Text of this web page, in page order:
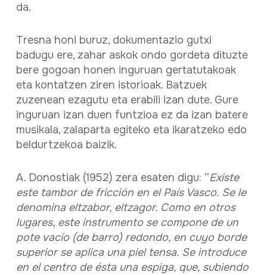
da.
Tresna honi buruz, dokumentazio gutxi
badugu ere, zahar askok ondo gordeta dituzte
bere gogoan honen inguruan gertatutakoak
eta kontatzen ziren istorioak. Batzuek
zuzenean ezagutu eta erabili izan dute. Gure
inguruan izan duen funtzioa ez da izan batere
musikala, zalaparta egiteko eta ikaratzeko edo
beldurtzekoa baizik.
A. Donostiak (1952) zera esaten digu: “Existe
este tambor de fricción en el País Vasco. Se le
denomina eltzabor, eltzagor. Como en otros
lugares, este instrumento se compone de un
pote vacío (de barro) redondo, en cuyo borde
superior se aplica una piel tensa. Se introduce
en el centro de ésta una espiga, que, subiendo